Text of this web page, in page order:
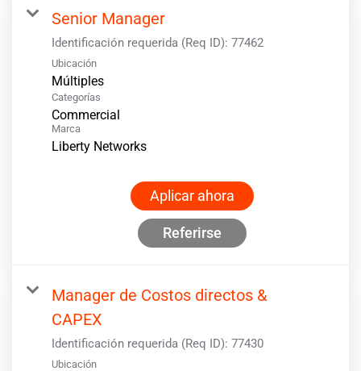
Senior Manager
Identificación requerida (Req ID): 77462
Ubicación
Múltiples
Categorías
Commercial
Marca
Liberty Networks
Aplicar ahora
Referirse
Manager de Costos directos &
CAPEX
Identificación requerida (Req ID): 77430
Ubicación